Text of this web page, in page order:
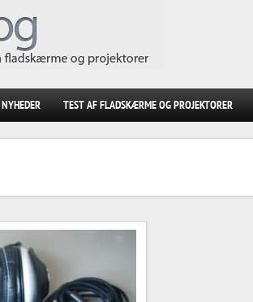
TEST AF FLADSKÆRME OG PROJEKTORER